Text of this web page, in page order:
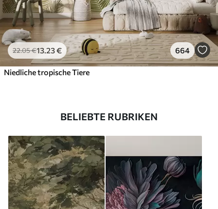
22.05€13.23€ 664
Niedliche tropische Tiere
BELIEBTE RUBRIKEN